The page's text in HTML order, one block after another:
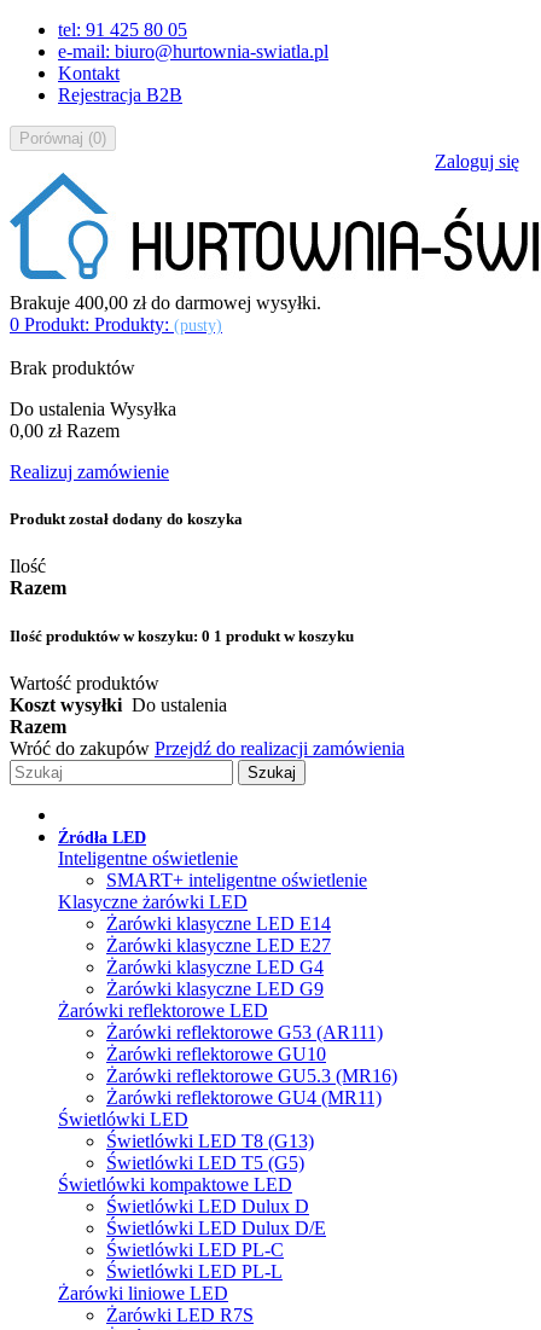
tel: 91 425 80 05
e-mail: biuro@hurtownia-swiatla.pl
Kontakt
Rejestracja B2B
Porównaj (0)
Zaloguj się
Brakuje 400,00 złdo darmowej wysyłki.
0 Produkt: Produkty: (pusty)
Brak produktów
Do ustalenia Wysyłka
0,00 zł Razem
Realizuj zamówienie
Produkt został dodany do koszyka
Ilość
Razem
Ilość produktów w koszyku: 0 1 produkt w koszyku
Wartość produktów
Koszt wysyłki Do ustalenia
Razem
Wróć do zakupów Przejdź do realizacji zamówienia
Szukaj
Źródła LED
Inteligentne oświetlenie
SMART+ inteligentne oświetlenie
Klasyczne żarówki LED
Żarówki klasyczne LED E14
Żarówki klasyczne LED E27
Żarówki klasyczne LED G4
Żarówki klasyczne LED G9
Żarówki reflektorowe LED
Żarówki reflektorowe G53 (AR111)
Żarówki reflektorowe GU10
Żarówki reflektorowe GU5.3 (MR16)
Żarówki reflektorowe GU4 (MR11)
Świetlówki LED
Świetlówki LED T8 (G13)
Świetlówki LED T5 (G5)
Świetlówki kompaktowe LED
Świetlówki LED Dulux D
Świetlówki LED Dulux D/E
Świetlówki LED PL-C
Świetlówki LED PL-L
Żarówki liniowe LED
Żarówki LED R7S